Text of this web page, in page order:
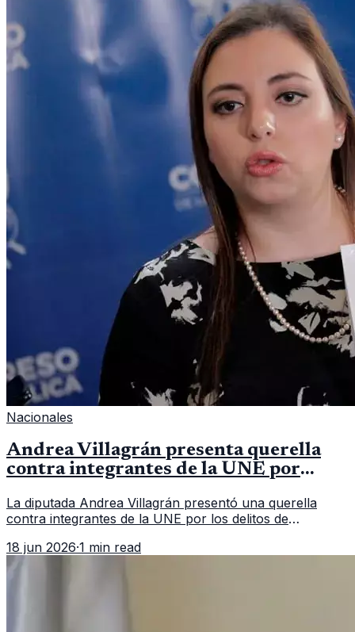
Nacionales
Andrea Villagrán presenta querella
contra integrantes de la UNE por
La diputada Andrea Villagrán presentó una querella
contra integrantes de la UNE por los delitos de
18 jun 2026·1 min read